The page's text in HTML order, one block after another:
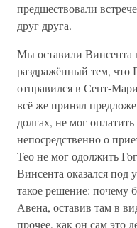
предшествовали
друг друга.
Мы оставили Винсента
раздражённый тем, что
отправился в Сент-
всё же принял
долгах, не мог
непосредственно о
Тео не мог одолжить
Винсента оказался под
такое решение: почему
Авена, оставив там в
прочее, как он сам это